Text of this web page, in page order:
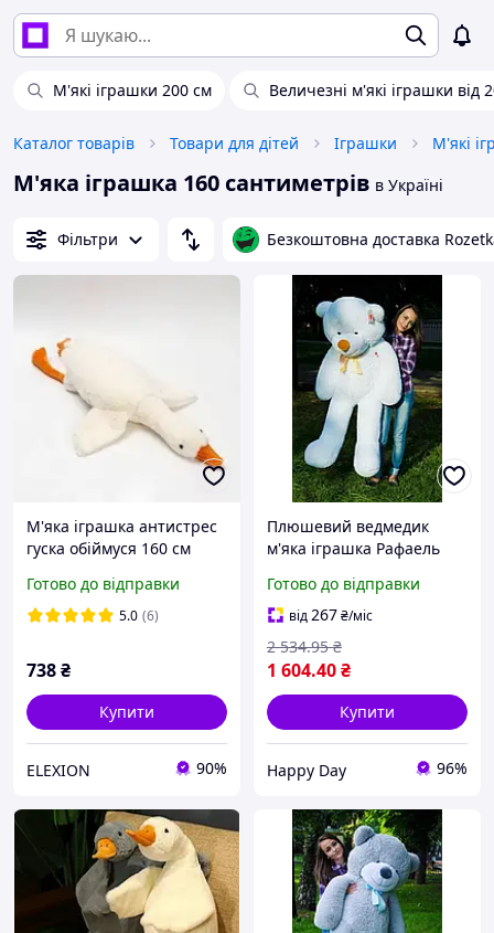
М'які іграшки 200 см Величезні м'які іграшки від
Каталог товарів Товари для дітей Іграшки М'які
М'яка іграшка 160 сантиметрів в Україні
Фільтри Безкоштовна доставка
М'яка іграшка антистрес
гуска обіймуся 160 см
Готово до відправки
5.0 (6)
738₴
Купити
ELEXION 90%
Плюшевий ведмедик
м'яка іграшка Рафаель
Готово до відправки
від267₴/міс
1 604.40₴
2 534.95 ₴
Купити
Happy Day 96%